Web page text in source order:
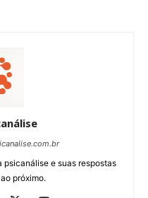
e suas respostas
próximo.